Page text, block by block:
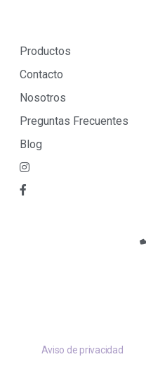
Productos
Contacto
Nosotros
Preguntas Frecuentes
Blog
Aviso de privacidad